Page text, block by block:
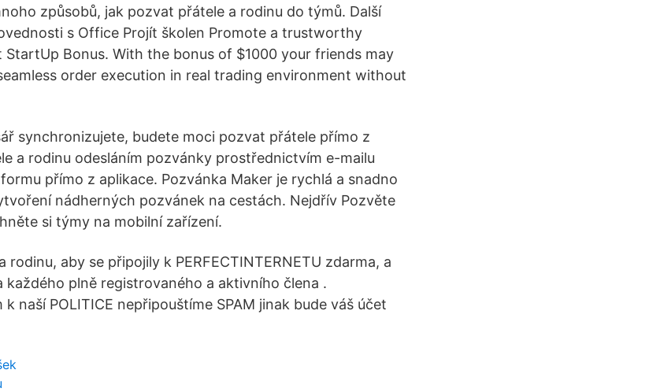
způsobů, jak pozvat přátele a rodinu do týmů. Další
s Office Projít školen Promote a trustworthy
Bonus. With the bonus of $1000 your friends may
order execution in real trading environment without
synchronizujete, budete moci pozvat přátele přímo z
a rodinu odesláním pozvánky prostřednictvím e-mailu
přímo z aplikace. Pozvánka Maker je rychlá a snadno
nádherných pozvánek na cestách. Nejdřív Pozvěte
si týmy na mobilní zařízení.
rodinu, aby se připojily k PERFECTINTERNETU zdarma, a
každého plně registrovaného a aktivního člena .
naší POLITICE nepřipouštíme SPAM jinak bude váš účet